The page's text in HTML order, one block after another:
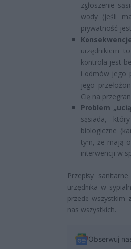
zgłoszenie
wody (jeśli
prywatność
urzędnikiem
kontrola jest
i odmów jego
jego
Cię na
Problem
sąsiada,
biologiczne
tym, że mają
interwencji w
Przepisy
urzędnika w
przede wszystkim
nas wszystkich.
Obserwuj